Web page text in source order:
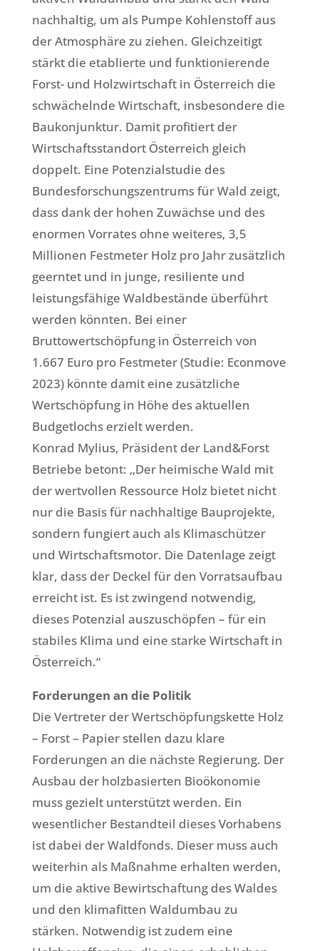
nachhaltig, um als Pumpe Kohlenstoff aus
der Atmosphäre zu ziehen. Gleichzeitigt
stärkt die etablierte und funktionierende
Forst- und Holzwirtschaft in Österreich die
schwächelnde Wirtschaft, insbesondere die
Baukonjunktur. Damit profitiert der
Wirtschaftsstandort Österreich gleich
doppelt. Eine Potenzialstudie des
Bundesforschungszentrums für Wald zeigt,
dass dank der hohen Zuwächse und des
enormen Vorrates ohne weiteres, 3,5
Millionen Festmeter Holz pro Jahr zusätzlich
geerntet und in junge, resiliente und
leistungsfähige Waldbestände überführt
werden könnten. Bei einer
Bruttowertschöpfung in Österreich von
1.667 Euro pro Festmeter (Studie: Econmove
2023) könnte damit eine zusätzliche
Wertschöpfung in Höhe des aktuellen
Budgetlochs erzielt werden.
Konrad Mylius, Präsident der Land&Forst
Betriebe betont: ‚‚Der heimische Wald mit
der wertvollen Ressource Holz bietet nicht
nur die Basis für nachhaltige Bauprojekte,
sondern fungiert auch als Klimaschützer
und Wirtschaftsmotor. Die Datenlage zeigt
klar, dass der Deckel für den Vorratsaufbau
erreicht ist. Es ist zwingend notwendig,
dieses Potenzial auszuschöpfen – für ein
stabiles Klima und eine starke Wirtschaft in
Österreich.“
Forderungen an die Politik
Die Vertreter der Wertschöpfungskette Holz
– Forst – Papier stellen dazu klare
Forderungen an die nächste Regierung. Der
Ausbau der holzbasierten Bioökonomie
muss gezielt unterstützt werden. Ein
wesentlicher Bestandteil dieses Vorhabens
ist dabei der Waldfonds. Dieser muss auch
weiterhin als Maßnahme erhalten werden,
um die aktive Bewirtschaftung des Waldes
und den klimafitten Waldumbau zu
stärken. Notwendig ist zudem eine